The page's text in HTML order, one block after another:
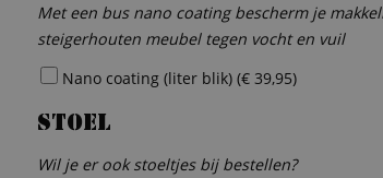
Met een bus nano coating bescherm je
steigerhouten meubel tegen vocht en vuil
Nano coating (liter blik) (€ 39,95)
Stoel
Wil je er ook stoeltjes bij bestellen?